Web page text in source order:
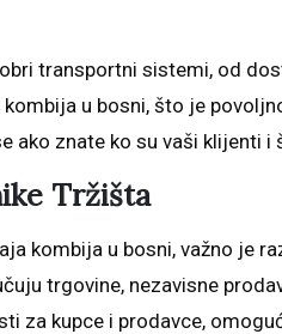
transportni sistemi, od
u bosni, što je
ako znate ko su vaši klijenti i
Tržišta
kombija u bosni, važno je
trgovine, nezavisne
za kupce i prodavce,